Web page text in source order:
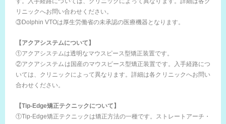
リニックへお問い合わせください。
③Dolphin VTOは厚生労働省の未承認の医療機器となります。
【アクアシステムについて】
①アクアシステムは透明なマウスピース型矯正装置です。
②アクアシステムは国産のマウスピース型矯正装置です。入手経路につ
いては、クリニックによって異なります。詳細は各クリニックへお問い
合わせください。
【Tip-Edge矯正テクニックについて】
①Tip-Edge矯正テクニックは矯正方法の一種です。ストレートアーチ・